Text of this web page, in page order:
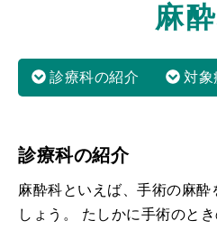
麻
診療科の紹介 対象
診療科の紹介
麻酔科といえば、手術の麻
しょう。 たしかに手術のと